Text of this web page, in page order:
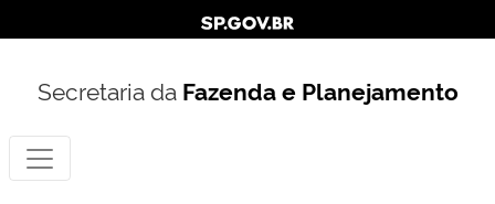
Secretaria da Fazenda e Planejamento